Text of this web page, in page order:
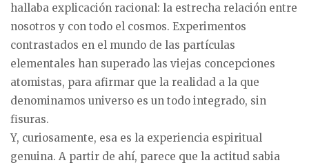
hallaba explicación racional: la estrecha relación entre
nosotros y con todo el cosmos. Experimentos
contrastados en el mundo de las partículas
elementales han superado las viejas concepciones
atomistas, para afirmar que la realidad a la que
denominamos universo es un todo integrado, sin
fisuras.
Y, curiosamente, esa es la experiencia espiritual
genuina. A partir de ahí, parece que la actitud sabia